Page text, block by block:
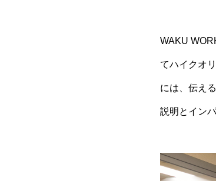
WAKU
てハイクオ
には、伝え
説明とイン